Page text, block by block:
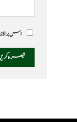
اس